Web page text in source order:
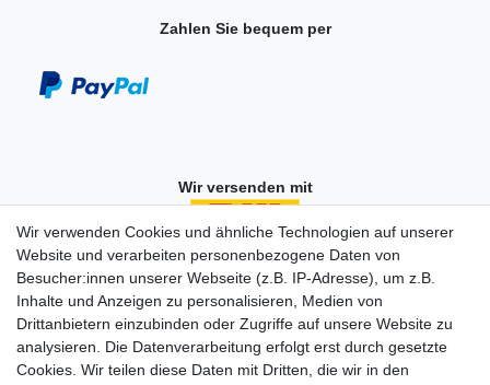
Zahlen Sie bequem per
Wir versenden mit
Einkaufen
Zahlungsarten
Versandarten & -kosten
Widerrufsrecht
Warenkorb
Wir verwenden Cookies und ähnliche Technologien auf unserer
Website und verarbeiten personenbezogene Daten von
Besucher:innen unserer Webseite (z.B. IP-Adresse), um z.B.
Inhalte und Anzeigen zu personalisieren, Medien von
Drittanbietern einzubinden oder Zugriffe auf unsere Website zu
analysieren. Die Datenverarbeitung erfolgt erst durch gesetzte
Cookies. Wir teilen diese Daten mit Dritten, die wir in den